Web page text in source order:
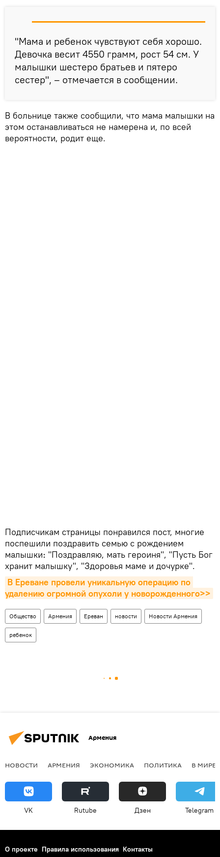
"Мама и ребенок чувствуют себя хорошо.
Девочка весит 4550 грамм, рост 54 см. У
малышки шестеро братьев и пятеро
сестер", – отмечается в сообщении.
В больнице также сообщили, что мама малышки на
этом останавливаться не намерена и, по всей
вероятности, родит еще.
Подписчикам страницы понравился пост, многие
поспешили поздравить семью с рождением
малышки։ "Поздравляю, мать героиня", "Пусть Бог
хранит малышку", "Здоровья маме и дочурке".
В Ереване провели уникальную операцию по
удалению огромной опухоли у новорожденного>>
Общество Армения Ереван новости Новости Армения
ребенок
Армения
НОВОСТИ АРМЕНИЯ ЭКОНОМИКА ПОЛИТИКА В МИРЕ
VK Rutube Дзен Telegram
О проекте Правила использования Контакты